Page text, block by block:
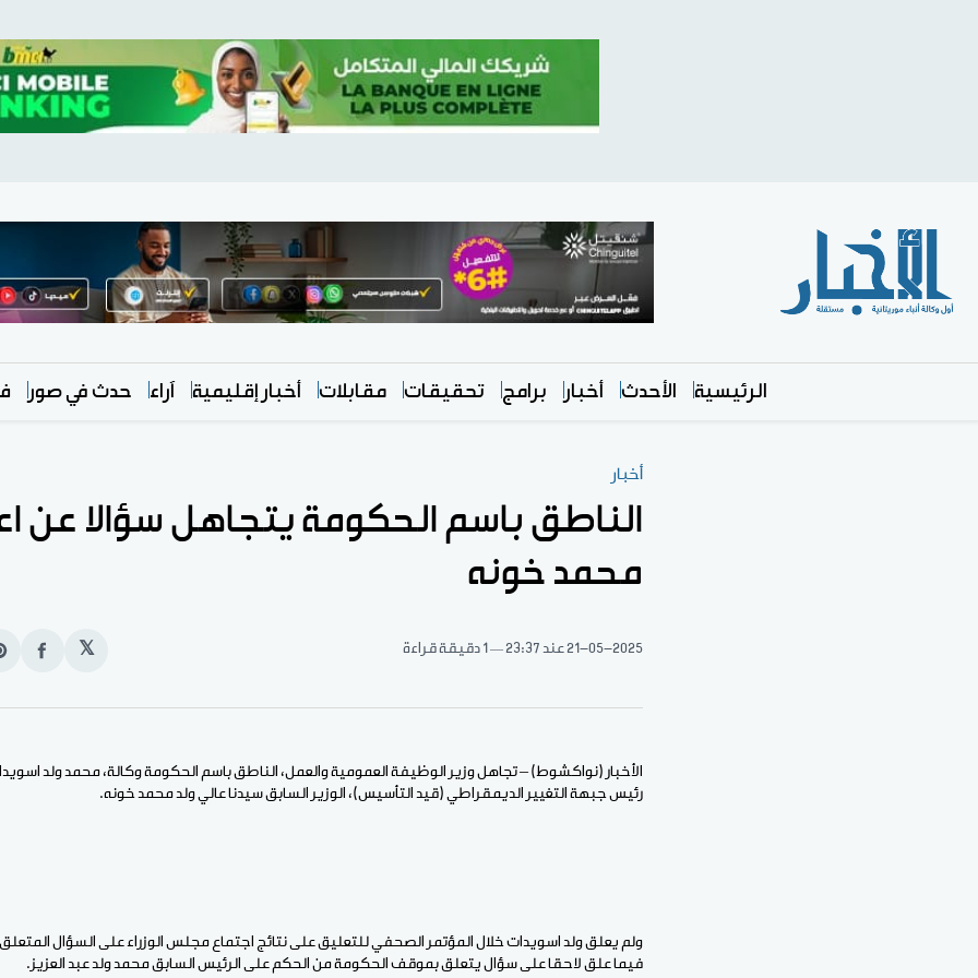
الرئيسية الأحدث أخبار برامج تحقيقات مقابلات أخبار إقليمية آراء حدث في صور
أخبار
الناطق باسم الحكومة يتجاهل سؤالا عن
محمد خونه
21-05-2025عند 23:37 1 دقيقة قراءة 𝕏
انشر
الأخبار (نواكشوط) – تجاهل وزير الوظيفة العمومية والعمل، الناطق باسم الحكومة وكالة، محمد ولد
رئيس جبهة التغيير الديمقراطي (قيد التأسيس)، الوزير السابق سيدنا عالي ولد محمد خونه.
ولم يعلق ولد اسويدات خلال المؤتمر الصحفي للتعليق على نتائج اجتماع مجلس الوزراء على السؤال
فيما علق لاحقا على سؤال يتعلق بموقف الحكومة من الحكم على الرئيس السابق محمد ولد عبد العزيز.